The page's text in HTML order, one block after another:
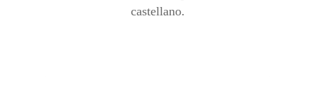
castellano.